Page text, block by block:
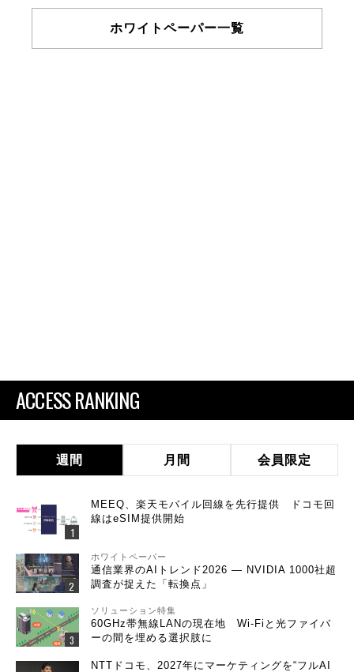
ホワイトペーパー一覧
ACCESS RANKING
週間 月間 会員限定
MEEQ、楽天モバイル回線を先行提供 ドコモ回
線はeSIM提供開始
ホワイトペーパー
通信業界のAIトレンド2026 ― NVIDIA 1000社超
調査が捉えた「転換点」
ソリューション特集
60GHz帯無線LANの現在地 Wi-Fiと光ファイバ
ーの間を埋める選択肢に
NTTドコモ、2027年にマーケティングを“フルAI